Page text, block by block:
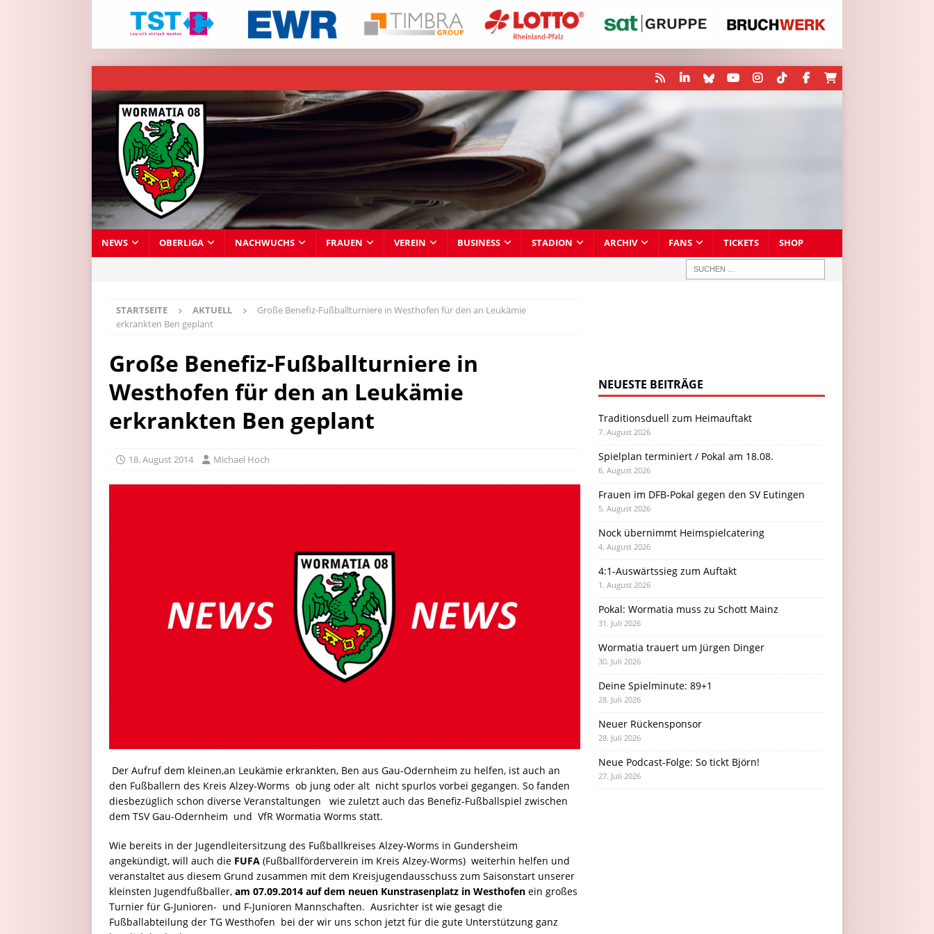
NEWS OBERLIGA NACHWUCHS FRAUEN VEREIN BUSINESS STADION ARCHIV FANS TICKETS SHOP
STARTSEITE AKTUELL
Große Benefiz-Fußballturniere in Westhofen für den an Leukämie
erkrankten Ben geplant
Große Benefiz-Fußballturniere in
Westhofen für den an Leukämie
erkrankten Ben geplant
18. August 2014 Michael Hoch
Der Aufruf dem kleinen,an Leukämie erkrankten, Ben aus Gau-Odernheim zu helfen, ist auch an
den Fußballern des Kreis Alzey-Worms  ob jung oder alt  nicht spurlos vorbei gegangen. So fanden
diesbezüglich schon diverse Veranstaltungen  wie zuletzt auch das Benefiz-Fußballspiel zwischen
dem TSV Gau-Odernheim und VfR Wormatia Worms statt.
Wie bereits in der Jugendleitersitzung des Fußballkreises Alzey-Worms in Gundersheim
angekündigt, will auch die FUFA (Fußballförderverein im Kreis Alzey-Worms) weiterhin helfen und
veranstaltet aus diesem Grund zusammen mit dem Kreisjugendausschuss zum Saisonstart unserer
kleinsten Jugendfußballer, am 07.09.2014 auf dem neuen Kunstrasenplatz in Westhofen ein großes
Turnier für G-Junioren- und F-Junioren Mannschaften. Ausrichter ist wie gesagt die
Fußballabteilung der TG Westhofen bei der wir uns schon jetzt für die gute Unterstützung ganz
NEUESTE BEITRÄGE
Traditionsduell zum Heimauftakt
7. August 2026
Spielplan terminiert / Pokal am 18.08.
6. August 2026
Frauen im DFB-Pokal gegen den SV Eutingen
5. August 2026
Nock übernimmt Heimspielcatering
4. August 2026
4:1-Auswärtssieg zum Auftakt
1. August 2026
Pokal: Wormatia muss zu Schott Mainz
31. Juli 2026
Wormatia trauert um Jürgen Dinger
30. Juli 2026
Deine Spielminute: 89+1
28. Juli 2026
Neuer Rückensponsor
28. Juli 2026
Neue Podcast-Folge: So tickt Björn!
27. Juli 2026